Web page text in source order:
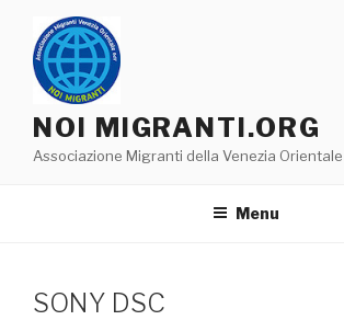
contenuto
NOI MIGRANTI.ORG
Associazione Migranti della Venezia Orientale
Menu
SONY DSC